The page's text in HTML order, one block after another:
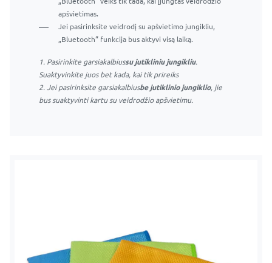
apšvietimas.
Jei pasirinksite veidrodį su apšvietimo jungikliu,
„Bluetooth“ funkcija bus aktyvi visą laiką.
1. Pasirinkite garsiakalbiussu jutikliniu jungikliu.
Suaktyvinkite juos bet kada, kai tik prireiks
2. Jei pasirinksite garsiakalbiusbe jutiklinio jungiklio, jie
bus suaktyvinti kartu su veidrodžio apšvietimu.